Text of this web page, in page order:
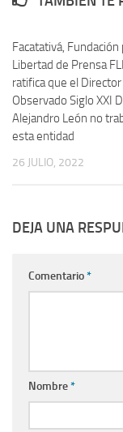
Facatativá, Fundación
Libertad de Prensa
ratifica que el
Observado Siglo XXI
Alejandro León no
esta entidad
26 JULIO, 2022
DEJA UNA
Comentario*
Nombre*